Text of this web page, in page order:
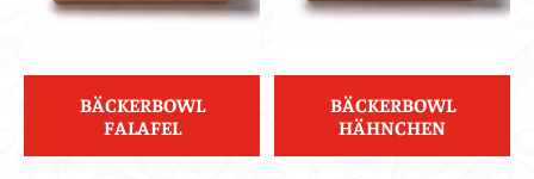
BÄCKERBOWL
FALAFEL
BÄCKERBOWL
HÄHNCHEN